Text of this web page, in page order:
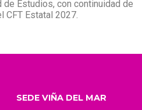
Estudios, con continuidad de
CFT Estatal 2027.
SEDE VIÑA DEL MAR